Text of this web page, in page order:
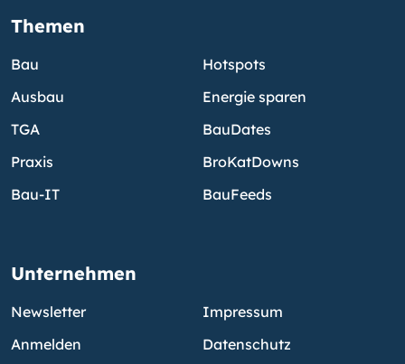
Themen
Bau
Ausbau
TGA
Praxis
Bau-IT
Hotspots
Energie sparen
BauDates
BroKatDowns
BauFeeds
Unternehmen
Newsletter
Anmelden
Impressum
Datenschutz